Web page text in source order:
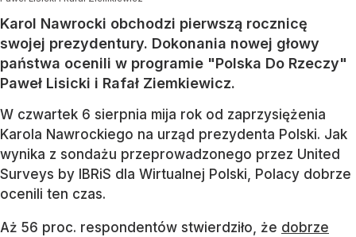
Karol Nawrocki obchodzi pierwszą rocznicę
swojej prezydentury. Dokonania nowej głowy
państwa ocenili w programie "Polska Do Rzeczy"
Paweł Lisicki i Rafał Ziemkiewicz.
W czwartek 6 sierpnia mija rok od zaprzysiężenia
Karola Nawrockiego na urząd prezydenta Polski. Jak
wynika z sondażu przeprowadzonego przez United
Surveys by IBRiS dla Wirtualnej Polski, Polacy dobrze
ocenili ten czas.
Aż 56 proc. respondentów stwierdziło, że dobrze